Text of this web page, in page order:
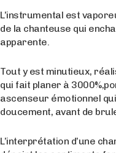
L’instrumental est
de la chanteuse qui
apparente.
Tout y est minutieux,
qui fait planer à
ascenseur émotionnel
doucement, avant de
L’interprétation d’une